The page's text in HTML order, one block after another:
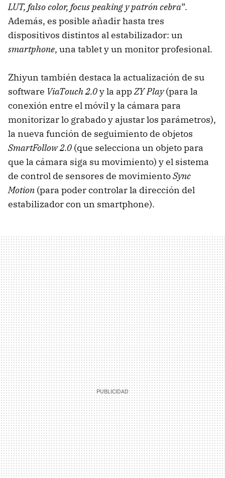
LUT, falso color, focus peaking y patrón cebra”.
Además, es posible añadir hasta tres
dispositivos distintos al estabilizador: un
smartphone, una tablet y un monitor profesional.
Zhiyun también destaca la actualización de su
software ViaTouch 2.0y la appZY Play(para la
conexión entre el móvil y la cámara para
monitorizar lo grabado y ajustar los parámetros),
la nueva función de seguimiento de objetos
SmartFollow 2.0 (que selecciona un objeto para
que la cámara siga su movimiento) y el sistema
de control de sensores de movimientoSync
Motion (para poder controlar la dirección del
estabilizador con un smartphone).